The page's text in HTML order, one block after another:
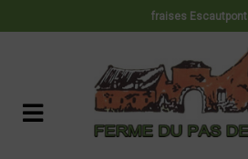
fraises Escautpont
Panneau de gestion des cookies